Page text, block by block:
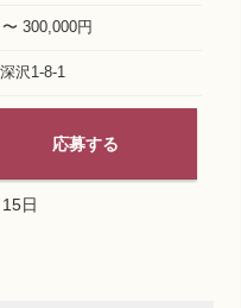
300,000円
沢1-8-1
応募する
日